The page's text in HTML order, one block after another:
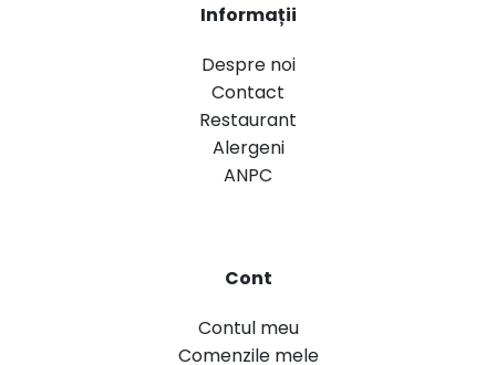
Informații
Despre noi
Contact
Restaurant
Alergeni
ANPC
Cont
Contul meu
Comenzile mele